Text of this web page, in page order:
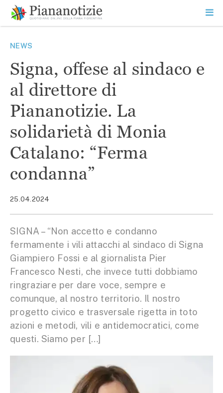
contenuto
SEARCH
NEWS
Signa, offese al sindaco e
al direttore di
Piananotizie. La
solidarietà di Monia
Catalano: “Ferma
condanna”
25.04.2024
SIGNA – “Non accetto e condanno
fermamente i vili attacchi al sindaco di Signa
Giampiero Fossi e al giornalista Pier
Francesco Nesti, che invece tutti dobbiamo
ringraziare per dare voce, sempre e
comunque, al nostro territorio. Il nostro
progetto civico e trasversale rigetta in toto
azioni e metodi, vili e antidemocratici, come
questi. Siamo per […]